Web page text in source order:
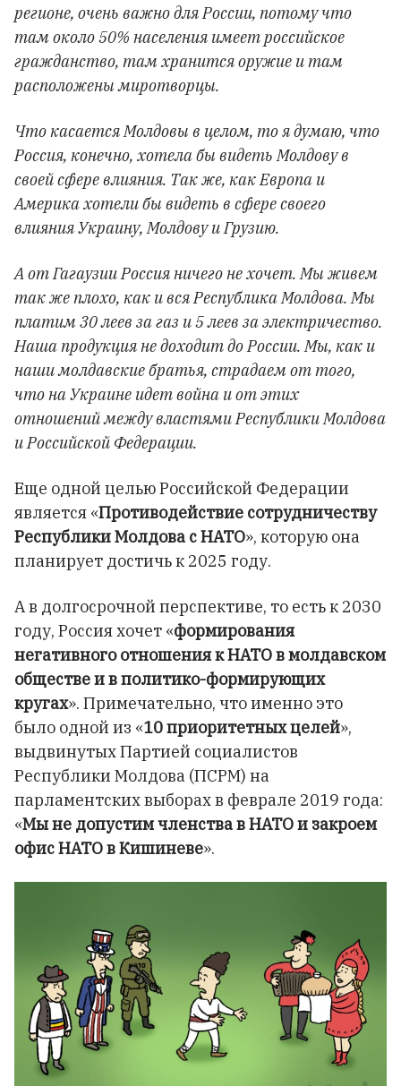
регионе, очень важно для России, потому что
там около 50% населения имеет российское
гражданство, там хранится оружие и там
расположены миротворцы.
Что касается Молдовы в целом, то я думаю, что
Россия, конечно, хотела бы видеть Молдову в
своей сфере влияния. Так же, как Европа и
Америка хотели бы видеть в сфере своего
влияния Украину, Молдову и Грузию.
А от Гагаузии Россия ничего не хочет. Мы живем
так же плохо, как и вся Республика Молдова. Мы
платим 30 леев за газ и 5 леев за электричество.
Наша продукция не доходит до России. Мы, как и
наши молдавские братья, страдаем от того,
что на Украине идет война и от этих
отношений между властями Республики Молдова
и Российской Федерации.
Еще одной целью Российской Федерации
является «Противодействие сотрудничеству
Республики Молдова с НАТО», которую она
планирует достичь к 2025 году.
А в долгосрочной перспективе, то есть к 2030
году, Россия хочет «формирования
негативного отношения к НАТО в молдавском
обществе и в политико-формирующих
кругах». Примечательно, что именно это
было одной из «10 приоритетных целей»,
выдвинутых Партией социалистов
Республики Молдова (ПСРМ) на
парламентских выборах в феврале 2019 года:
«Мы не допустим членства в НАТО и закроем
офис НАТО в Кишиневе».